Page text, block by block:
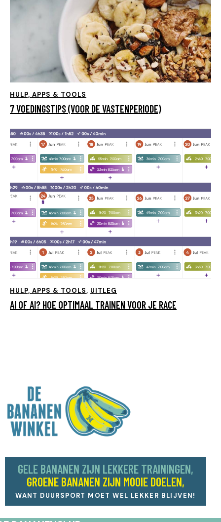
HULP, APPS & TOOLS
7 VOEDINGSTIPS (VOOR DE VASTENPERIODE)
HULP, APPS & TOOLS, UITLEG
AI OF AI? HOE OPTIMAAL TRAINEN VOOR JE RACE
GELE BANANEN ZIJN LEKKERE TRAININGEN,
GROENE BANANEN ZIJN MOOIE DOELEN,
WANT DUURSPORT MOET WEL LEKKER BLIJVEN!